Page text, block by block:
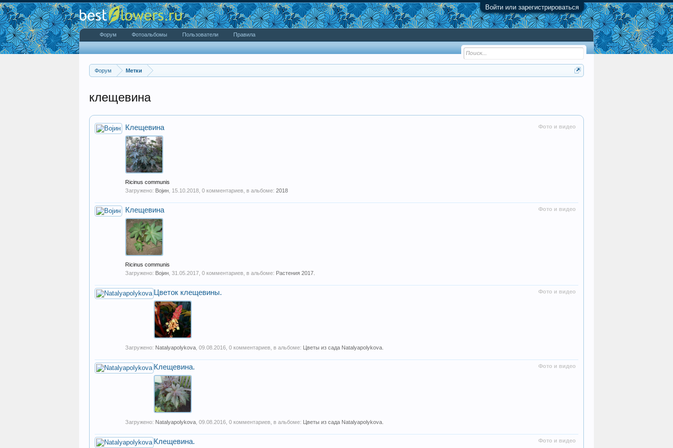
Войти или зарегистрироваться
Форум Метки
клещевина
Фото и видео
Клещевина
Ricinus communis
Загружено: Војин 15.10.2018 , 0 комментариев, в альбоме: 2018
Фото и видео
Клещевина
Ricinus communis
Загружено: Војин 31.05.2017 , 0 комментариев, в альбоме: Растения 2017.
Фото и видео
Цветок клещевины.
Загружено: Natalyapolykova 09.08.2016 , 0 комментариев, в альбоме: Цветы из сада Natalyapolykova.
Фото и видео
Клещевина.
Загружено: Natalyapolykova 09.08.2016 , 0 комментариев, в альбоме: Цветы из сада Natalyapolykova.
Фото и видео
Клещевина.
Форум Фотоальбомы Пользователи Правила